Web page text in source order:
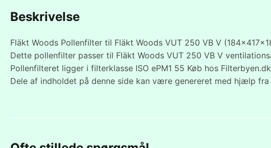
Beskrivelse
Fläkt Woods Pollenfilter til Fläkt Woods VUT 250 VB V
Dette pollenfilter passer til Fläkt Woods VUT 250 VB V
Pollenfilteret ligger i filterklasse ISO ePM1 55 Køb hos
Dele af indholdet på denne side kan være genereret med hjælp fra